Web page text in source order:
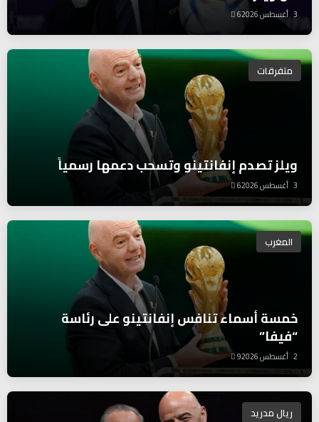
3 أغسطس 2026 6
متفرقات
ويلز تصدم إنفانتينو وتسحب دعمها رسمياً
3 أغسطس 2026 6
المغرب
خمسة أسماء تنافس إنفانتينو على رئاسة
“فيفا”
2 أغسطس 2026 9
ريال مدريد